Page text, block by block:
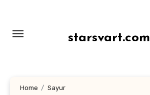
konten
starsvart.com
Home
Sayur